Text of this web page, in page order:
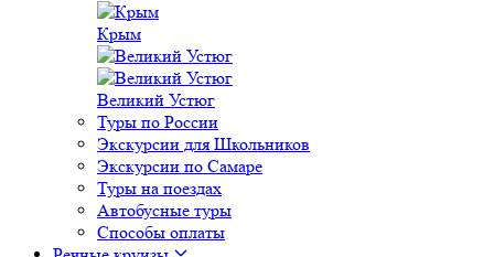
Крым
Великий Устюг
Туры по России
Экскурсии для Школьников
Экскурсии по Самаре
Туры на поездах
Автобусные туры
Способы оплаты